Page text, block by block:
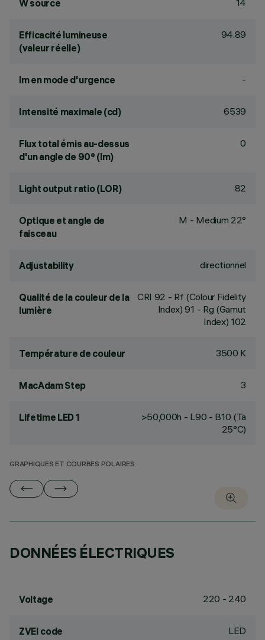
W source 14
Efficacité lumineuse
(valeur réelle)
94.89
lm en mode d'urgence -
Intensité maximale (cd) 6539
Flux total émis au-dessus
d'un angle de 90° (lm)
0
Light output ratio (LOR) 82
Optique et angle de
faisceau
M - Medium 22°
Adjustability directionnel
Qualité de la couleur de la
lumière
CRI 92 - Rf (Colour Fidelity
Index) 91 - Rg (Gamut
Index) 102
Température de couleur 3500 K
MacAdam Step 3
Lifetime LED 1
>50,000h - L90 - B10 (Ta
25°C)
GRAPHIQUES ET COURBES POLAIRES
DONNÉES ÉLECTRIQUES
Voltage 220 - 240
ZVEI code LED